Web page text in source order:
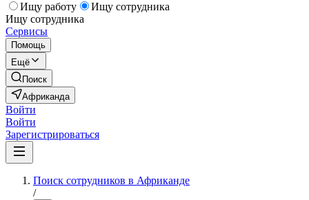
Ищу работу
Ищу сотрудника
Ищу сотрудника
Сервисы
Помощь
Ещё
Поиск
Африканда
Войти
Войти
Зарегистрироваться
Поиск сотрудников в Африканде
/